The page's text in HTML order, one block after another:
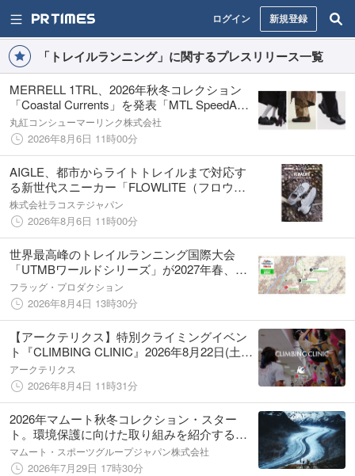
ログイン 新規登録
「トレイルランニング」に関するプレスリリース一覧
MERRELL 1TRL、2026年秋冬コレクション
「Coastal Currents」を発表「MTL SpeedARC
Peak」 「MTL ADAPT RPT」 「Relay Web」
丸紅コンシューマーリンク株式会社
2026年8月6日 11時00分
AIGLE、都市からライトトレイルまで対応す
る新世代スニーカー「FLOWLITE（フロウラ
イト）」を発売
株式会社ラコステジャパン
2026年8月6日 11時00分
世界最高峰のトレイルランニング国際大会
「UTMBワールドシリーズ」が2027年春、広
島初開催！
フラッグ・プロダクション
2026年8月4日 13時30分
【アークテリクス】特別クライミングイベン
ト『CLIMBING CLINIC』2026年8月22日(土)
開催
アークテリクス
2026年8月4日 11時31分
2026年マムート秋冬コレクション・スター
ト。環境保護に向けた取り組みを紹介するキ
ャンペーン「Together For Glaciers 氷河のあ
る世界のために」を7月30日（木）より開始。
マムート・スポーツグループジャパン株式会社
2026年7月29日 17時30分